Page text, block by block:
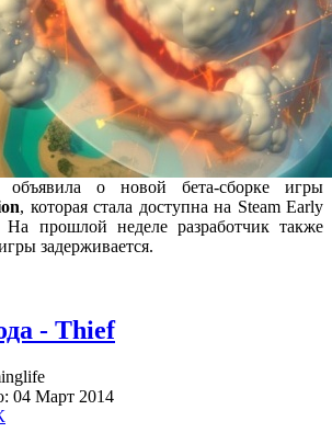
объявила о новой бета-сборке игры
, которая стала доступна на Steam Early
На прошлой неделе разработчик также
задерживается.
- Thief
04 Март 2014